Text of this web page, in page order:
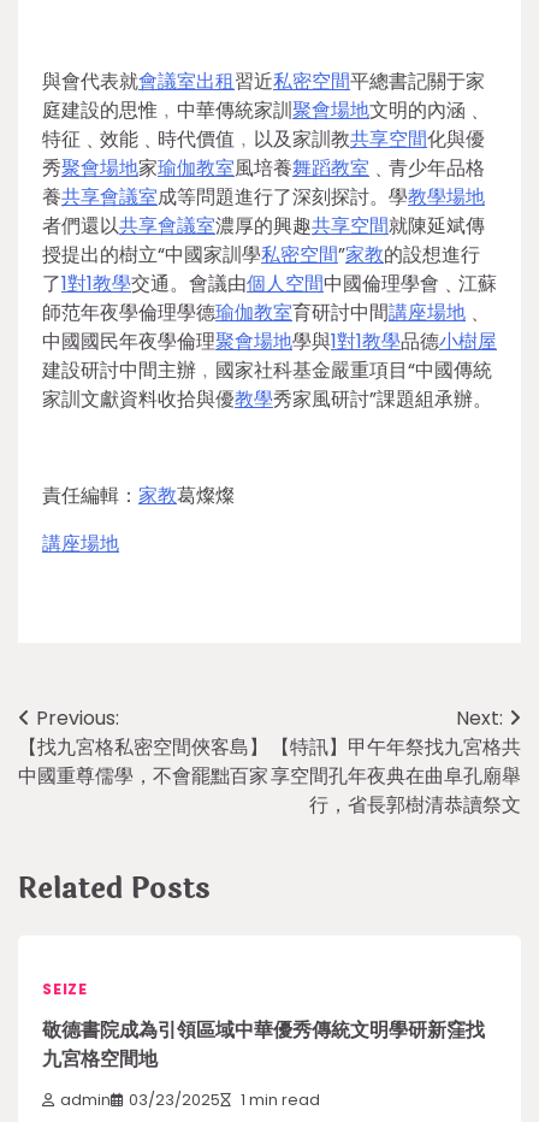
與會代表就會議室出租習近私密空間平總書記關于家
庭建設的思惟﹐中華傳統家訓聚會場地文明的內涵﹑
特征﹑效能﹑時代價值﹐以及家訓教共享空間化與優
秀聚會場地家瑜伽教室風培養舞蹈教室 ﹑青少年品格
養共享會議室成等問題進行了深刻探討。學教學場地
者們還以共享會議室濃厚的興趣共享空間就陳延斌傳
授提出的樹立“中國家訓學私密空間”家教的設想進行
了1對1教學交通。會議由個人空間中國倫理學會﹑江蘇
師范年夜學倫理學德瑜伽教室育研討中間講座場地 ﹑
中國國民年夜學倫理聚會場地學與1對1教學品德小樹屋
建設研討中間主辦﹐國家社科基金嚴重項目“中國傳統
家訓文獻資料收拾與優教學秀家風研討”課題組承辦。
責任編輯： 家教葛燦燦
講座場地
Post
navigation
Previous:
【找九宮格私密空間俠客島】
中國重尊儒學，不會罷黜百家
Next:
【特訊】甲午年祭找九宮格共
享空間孔年夜典在曲阜孔廟舉
行，省長郭樹清恭讀祭文
Related Posts
SEIZE
敬德書院成為引領區域中華優秀傳統文明學研新窪找
九宮格空間地
admin 03/23/2025 1 min read